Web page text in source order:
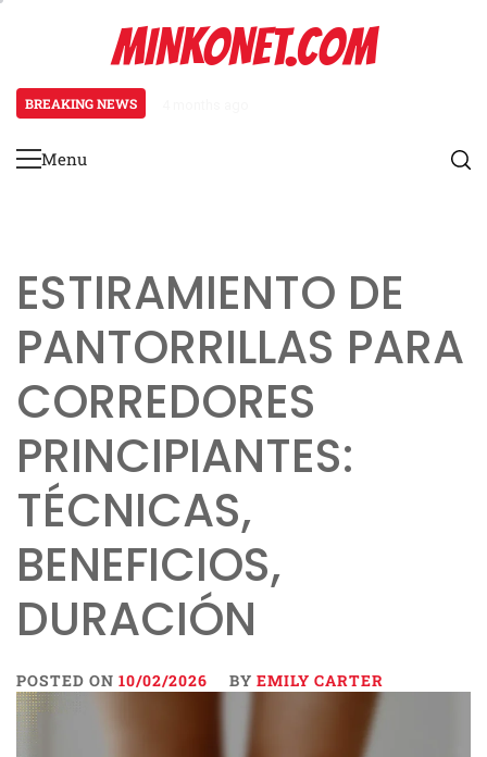
MINKONET.COM
BREAKING NEWS
Primary
Menu
ESTIRAMIENTO DE
PANTORRILLAS PARA
CORREDORES
PRINCIPIANTES:
TÉCNICAS,
BENEFICIOS,
DURACIÓN
POSTED ON 10/02/2026 BY EMILY CARTER